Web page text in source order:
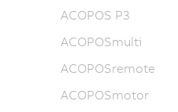
ACOPOS P3
ACOPOSmulti
ACOPOSremote
ACOPOSmotor